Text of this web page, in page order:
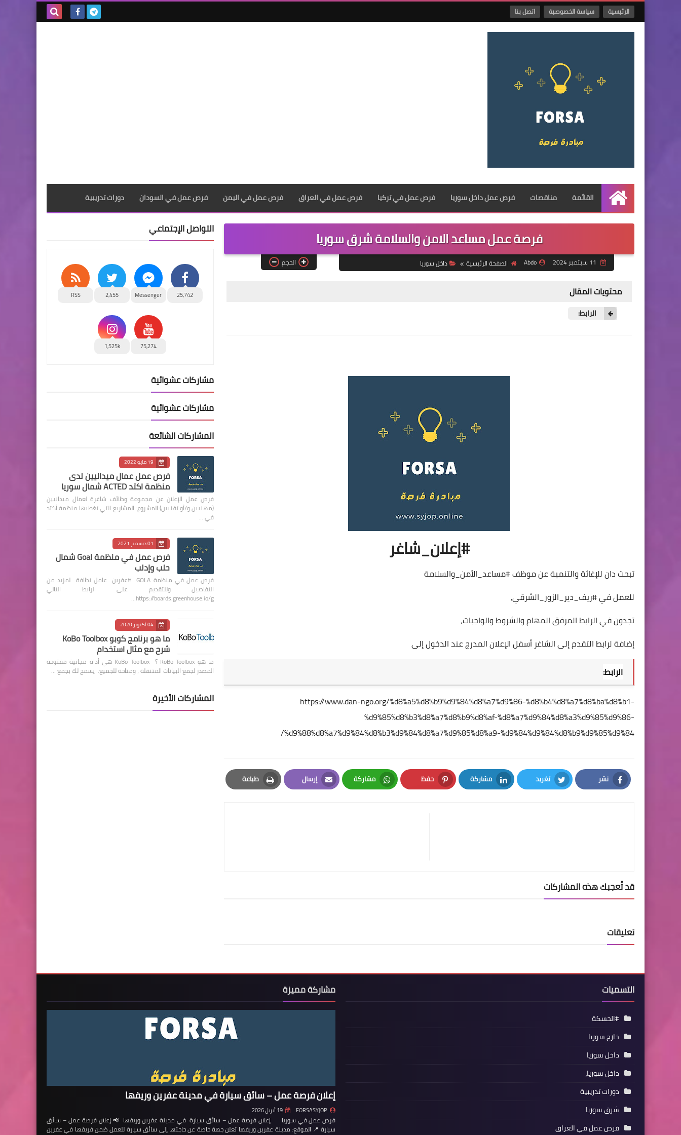
الرئيسية سياسة الخصوصية اتصل بنا
الرئيسية
القائمة مناقصات فرص عمل داخل سوريا فرص عمل في تركيا فرص عمل في العراق فرص عمل في اليمن فرص عمل في السودان دورات تدريبية
فرصة عمل مساعد الامن والسلامة شرق سوريا
Abdo الصفحة الرئيسية داخل سوريا الحجم
محتويات المقال
الرابط:
#إعلان_شاغر
تبحث دان للإغاثة والتنمية عن موظف#مساعد_الأمن_والسلامة
للعمل في#ريف_دير_الزور_الشرقي،
تجدون في الرابط المرفق المهام والشروط والواجبات،
إضافة لرابط التقدم إلى الشاغر أسفل الإعلان المدرج عند الدخول إلى
الرابط:
https://www.dan-ngo.org/%d8%a5%d8%b9%d9%84%d8%a7%d9%86-%d8%b4%d8%a7%d8%ba%d8%b1-
%d9%85%d8%b3%d8%a7%d8%b9%d8%af-%d8%a7%d9%84%d8%a3%d9%85%d9%86-
%d9%88%d8%a7%d9%84%d8%b3%d9%84%d8%a7%d9%85%d8%a9-%d9%84%d9%84%d8%b9%d9%85%d9%84/
نشر
Facebook
تغريد
Twitter
مشاركة
LinkedIn
حفظ
Pinterest
مشاركة
Whatsapp
إرسال
Email
طباعة
Print
قد تُعجبك هذه المشاركات
تعليقات
التواصل الإجتماعي
25,742
Messenger
2,455
RSS
75,274
1,525k
مشاركات عشوائية
مشاركات عشوائية
المشاركات الشائعة
19 مايو 2022
فرص عمل عمال ميدانيين لدى
منظمة اكتد ACTED شمال سوريا
فرص عمل الإعلان عن مجموعة وظائف شاغرة لعمال ميدانيين
(مهنيين و/أو تقنيين) المشروع: المشاريع التي تغطيها منظمة أكتد
في …
01 ديسمبر 2021
فرص عمل في منظمة Goal شمال
حلب وإدلب
فرص عمل في منظمة GOLA #عفرين عامل نظافة لمزيد من
التفاصيل وللتقديم على الرابط التالي
https://boards.greenhouse.io/g…
04 أكتوبر 2020
ما هو برنامج كوبو KoBo Toolbox
شرح مع مثال استخدام
ما هو KoBo Toolbox ؟ KoBo Toolbox هي أداة مجانية مفتوحة
المصدر لجمع البيانات المتنقلة ، ومتاحة للجميع. يسمح لك بجمع …
المشاركات الأخيرة
التسميات
#الحسكة
خارج سوريا
داخل سوريا
داخل سوريا،
دورات تدريبية
شرق سوريا
فرص عمل في العراق
مشاركة مميزة
إعلان فرصة عمل – سائق سيارة في مدينة عفرين وريفها
FORSASYJOP 19 أبريل 2026
فرص عمل في سوريا إعلان فرصة عمل – سائق سيارة في مدينة عفرين وريفها 📢 إعلان فرصة عمل – سائق
سيارة 📍 الموقع: مدينة عفرين وريفها تعلن جهة خاصة عن حاجتها إلى سائق سيارة للعمل ضمن فريقها في عفرين